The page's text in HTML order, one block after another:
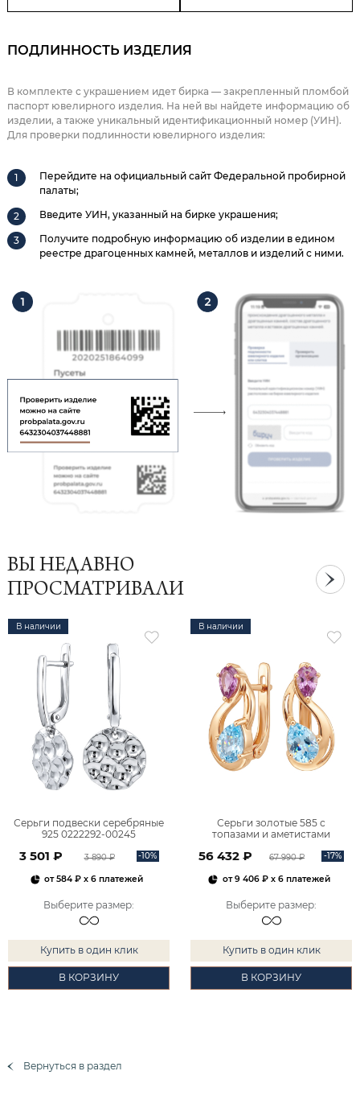
ПОДЛИННОСТЬ ИЗДЕЛИЯ
В комплекте с украшением идет бирка — закрепленный пломбой
паспорт ювелирного изделия. На ней вы найдете информацию об
изделии, а также уникальный идентификационный номер (УИН).
Для проверки подлинности ювелирного изделия:
Перейдите на официальный сайт Федеральной пробирной
палаты;
Введите УИН, указанный на бирке украшения;
Получите подробную информацию об изделии в едином
реестре драгоценных камней, металлов и изделий с ними.
ВЫ НЕДАВНО
ПРОСМАТРИВАЛИ
В наличии
Серьги подвески серебряные
925 0222292-00245
3 501 ₽ 3 890 ₽ -10%
от584 ₽ x 6 платежей
Выберите размер:
Купить в один клик
В КОРЗИНУ
В наличии
Серьги золотые 585 с
топазами и аметистами
56 432 ₽ 67 990 ₽ -17%
от9 406 ₽x 6 платежей
Выберите размер:
Купить в один клик
В КОРЗИНУ
Вернуться в раздел